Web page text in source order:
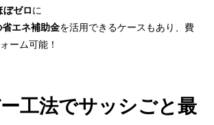
ぼゼロに
エネ補助金を活用できるケースもあり、費
ーム可能！
工法でサッシごと最